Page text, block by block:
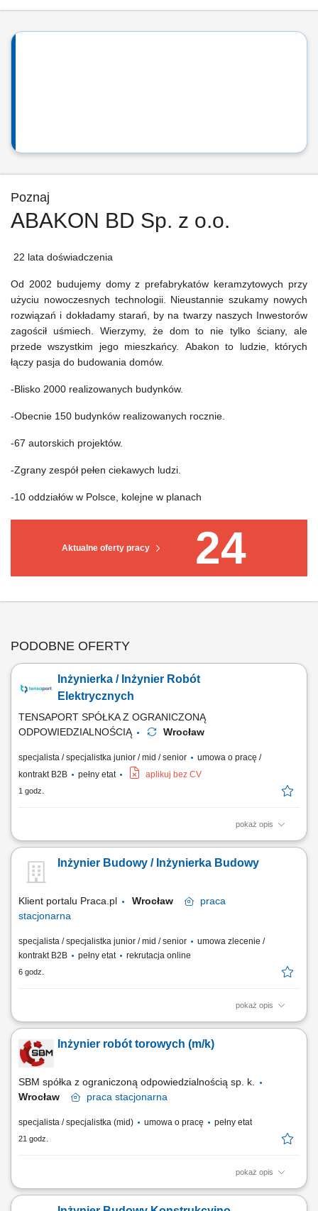
Poznaj
ABAKON BD Sp. z o.o.
Aktualne oferty pracy 24
22 lata doświadczenia
Od 2002 budujemy domy z prefabrykatów keramzytowych przy
użyciu nowoczesnych technologii. Nieustannie szukamy nowych
rozwiązań i dokładamy starań, by na twarzy naszych Inwestorów
zagościł uśmiech. Wierzymy, że dom to nie tylko ściany, ale
przede wszystkim jego mieszkańcy. Abakon to ludzie, których
łączy pasja do budowania domów.
-Blisko 2000 realizowanych budynków.
-Obecnie 150 budynków realizowanych rocznie.
-67 autorskich projektów.
-Zgrany zespół pełen ciekawych ludzi.
-10 oddziałów w Polsce, kolejne w planach
PODOBNE OFERTY
Inżynierka / Inżynier Robót
Elektrycznych
TENSAPORT SPÓŁKA Z OGRANICZONĄ
ODPOWIEDZIALNOŚCIĄ
Wrocław
specjalista / specjalistka junior / mid / senior
umowa o pracę /
kontrakt B2B
pełny etat aplikuj bez CV
1 godz.
pokaż opis
Zadania: Bezpośrednie nadzorowanie robót elektroenergetycznych pod
własnych oraz podwykonawców na terenie budowy; Przygotowywanie
obmiarów, kosztorysów, zestawień sprzętowo-materiałowych i rozliczeń;
Inżynier Budowy / Inżynierka Budowy
Klient portalu Praca.pl Wrocław
praca
stacjonarna
specjalista / specjalistka junior / mid / senior
umowa zlecenie /
kontrakt B2B
pełny etat rekrutacja online
6 godz.
pokaż opis
Doradztwo techniczne, spotkania i bieżące konsultacje z inwestorami w
dokumentów i ustaleń; Odpowiedzialność za zamawianie materiałów
budowlanych; Koordynacja działań z kierownikiem budowy oraz
Inżynier robót torowych (m/k)
SBM spółka z ograniczoną odpowiedzialnością sp. k.
Wrocław
praca stacjonarna
specjalista / specjalistka (mid) umowa o pracę pełny etat
21 godz.
pokaż opis
Twój zakres obowiązków Znajomość dokumentacji budowy w zakresie